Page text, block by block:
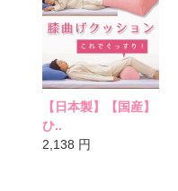
【日本製】【国産】
ひ..
2,138 円